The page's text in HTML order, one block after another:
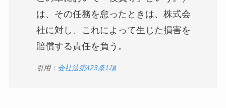
は、その任務を怠ったときは、株式会
社に対し、これによって生じた損害を
賠償する責任を負う。
引用： 会社法第423条1項